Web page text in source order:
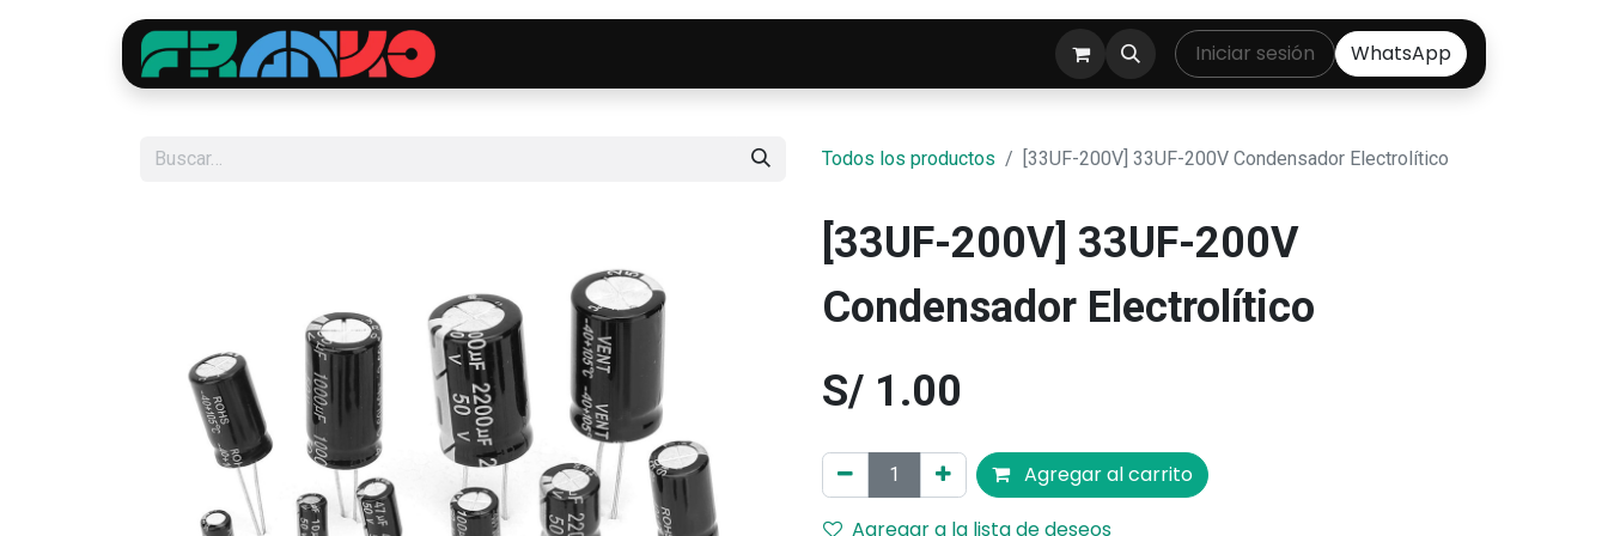
Contáctenos Iniciar sesión WhatsApp
Todos los productos [33UF-200V] 33UF-200V Condensador Electrolítico
[33UF-200V] 33UF-200V
Condensador Electrolítico
S/ 1.00
Agregar al carrito
Agregar a la lista de deseos